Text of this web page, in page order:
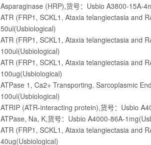
Asparaginase (HRP),货号：Usbio A3800-15A-
ATR (FRP1, SCKL1, Ataxia telangiectasia and
50ul(Usbiological)
ATR (FRP1, SCKL1, Ataxia telangiectasia and
100ul(Usbiological)
ATR (FRP1, SCKL1, Ataxia telangiectasia and
100ug(Usbiological)
ATPase 1, Ca2+ Transporting, Sarcoplasmic
100ul(Usbiological)
ATRIP (ATR-interacting protein),货号：Usbio
ATPase, Na, K,货号：Usbio A4000-86A-
ATR (FRP1, SCKL1, Ataxia telangiectasia and
40ug(Usbiological)